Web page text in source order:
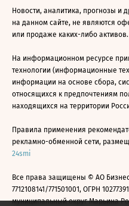
Новости, аналитика, прогнозы и
на данном сайте, не являются
или продаже каких-либо активов.
На информационном ресурсе
технологии (информационные
информации на основе сбора,
относящихся к предпочтениям
находящихся на территории
Правила применения
рекламно-обменной сети,
24smi
Все права защищены © АО
7712108141/771501001, ОГРН
муниципальный округ Марьина